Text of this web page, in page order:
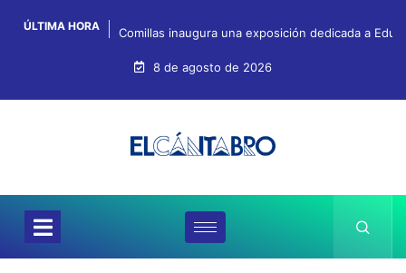
ÚLTIMA HORA Comillas inaugura una exposición dedicada a
8 de agosto de 2026